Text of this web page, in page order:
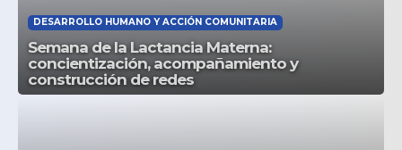
DESARROLLO HUMANO Y ACCIÓN COMUNITARIA
Semana de la Lactancia Materna:
concientización, acompañamiento y
construcción de redes